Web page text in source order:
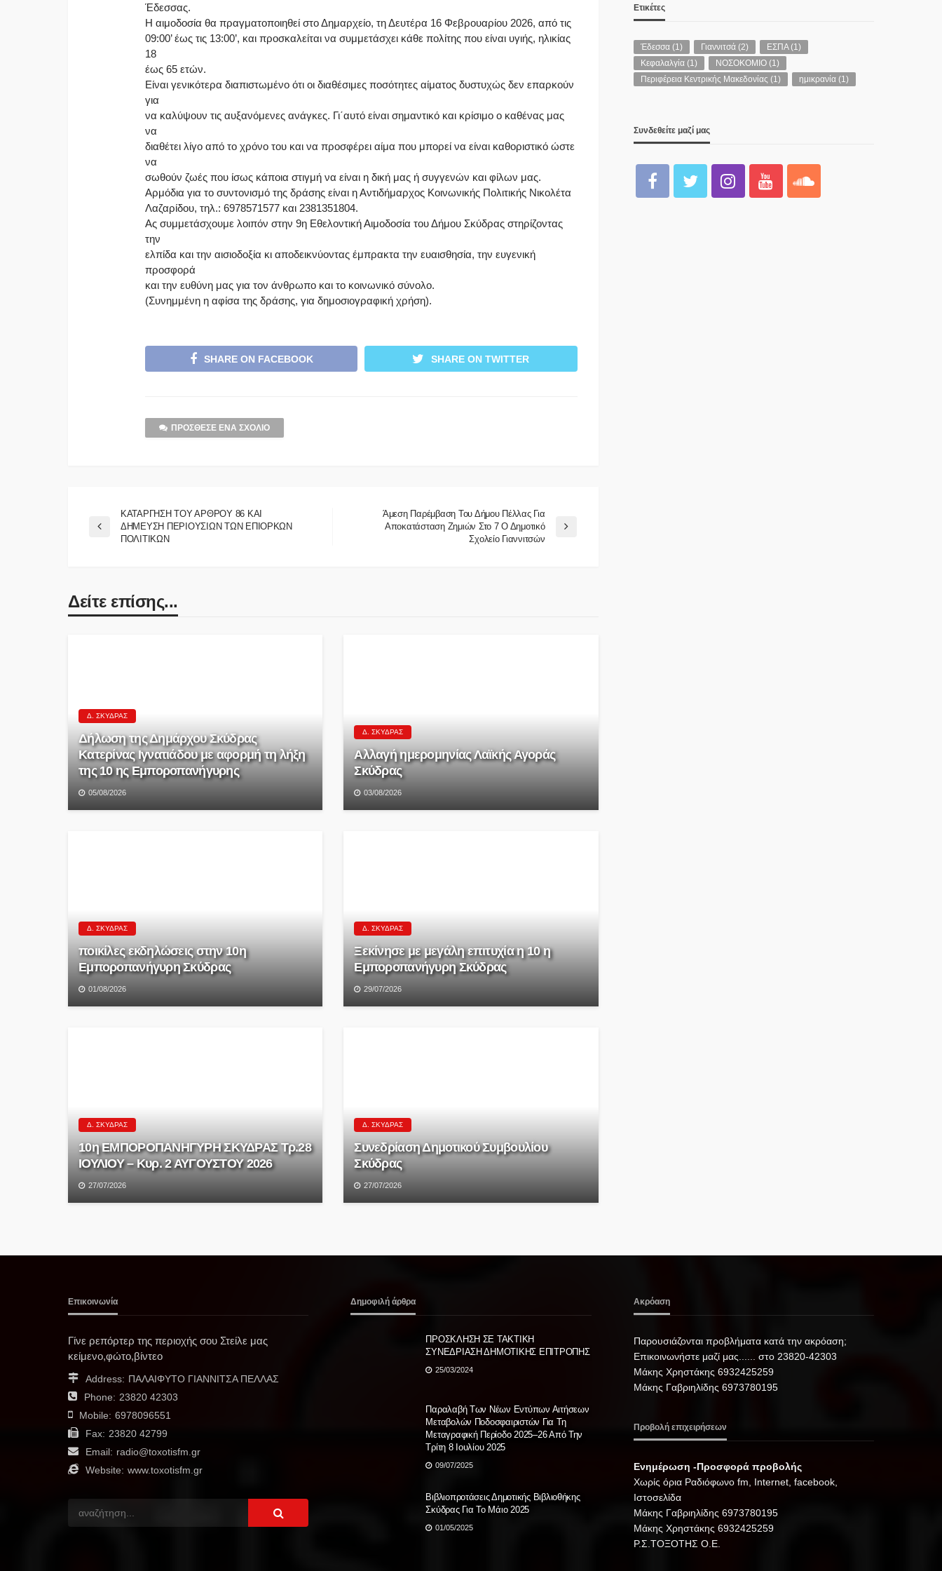
Έδεσσας.
Η αιμοδοσία θα πραγματοποιηθεί στο Δημαρχείο, τη Δευτέρα 16 Φεβρουαρίου 2026, από τις
09:00’ έως τις 13:00’, και προσκαλείται να συμμετάσχει κάθε πολίτης που είναι υγιής, ηλικίας
18
έως 65 ετών.
Είναι γενικότερα διαπιστωμένο ότι οι διαθέσιμες ποσότητες αίματος δυστυχώς δεν επαρκούν
για
να καλύψουν τις αυξανόμενες ανάγκες. Γι΄αυτό είναι σημαντικό και κρίσιμο ο καθένας μας
να
διαθέτει λίγο από το χρόνο του και να προσφέρει αίμα που μπορεί να είναι καθοριστικό ώστε
να
σωθούν ζωές που ίσως κάποια στιγμή να είναι η δική μας ή συγγενών και φίλων μας.
Αρμόδια για το συντονισμό της δράσης είναι η Αντιδήμαρχος Κοινωνικής Πολιτικής Νικολέτα
Λαζαρίδου, τηλ.: 6978571577 και 2381351804.
Ας συμμετάσχουμε λοιπόν στην 9η Εθελοντική Αιμοδοσία του Δήμου Σκύδρας στηρίζοντας
την
ελπίδα και την αισιοδοξία κι αποδεικνύοντας έμπρακτα την ευαισθησία, την ευγενική
προσφορά
και την ευθύνη μας για τον άνθρωπο και το κοινωνικό σύνολο.
(Συνημμένη η αφίσα της δράσης, για δημοσιογραφική χρήση).
SHARE ON FACEBOOK SHARE ON TWITTER
ΠΡΌΣΘΕΣΕ ΈΝΑ ΣΧΌΛΙΟ
ΚΑΤΑΡΓΗΣΗ ΤΟΥ ΑΡΘΡΟΥ 86 ΚΑΙ
ΔΗΜΕΥΣΗ ΠΕΡΙΟΥΣΙΩΝ ΤΩΝ ΕΠΙΟΡΚΩΝ
ΠΟΛΙΤΙΚΩΝ
Άμεση Παρέμβαση Του Δήμου Πέλλας Για
Αποκατάσταση Ζημιών Στο 7 Ο Δημοτικό
Σχολείο Γιαννιτσών
Δείτε επίσης...
Δ. ΣΚΎΔΡΑΣ
Δήλωση της Δημάρχου Σκύδρας
Κατερίνας Ιγνατιάδου με αφορμή τη λήξη
της 10 ης Εμποροπανήγυρης
05/08/2026
Δ. ΣΚΎΔΡΑΣ
Αλλαγή ημερομηνίας Λαϊκής Αγοράς
Σκύδρας
03/08/2026
Δ. ΣΚΎΔΡΑΣ
ποικίλες εκδηλώσεις στην 10η
Εμποροπανήγυρη Σκύδρας
01/08/2026
Δ. ΣΚΎΔΡΑΣ
Ξεκίνησε με μεγάλη επιτυχία η 10 η
Εμποροπανήγυρη Σκύδρας
29/07/2026
Δ. ΣΚΎΔΡΑΣ
10η ΕΜΠΟΡΟΠΑΝΗΓΥΡΗ ΣΚΥΔΡΑΣ Τρ.28
ΙΟΥΛΙΟΥ – Κυρ. 2 ΑΥΓΟΥΣΤΟΥ 2026
27/07/2026
Δ. ΣΚΎΔΡΑΣ
Συνεδρίαση Δημοτικού Συμβουλίου
Σκύδρας
27/07/2026
Ετικέτες
Έδεσσα(1) Γιαννιτσά(2) ΕΣΠΑ(1)
Κεφαλαλγία(1) ΝΟΣΟΚΟΜΙΟ(1)
Περιφέρεια Κεντρικής Μακεδονίας (1) ημικρανία(1)
Συνδεθείτε μαζί μας
Επικοινωνία
Γίνε ρεπόρτερ της περιοχής σου Στείλε μας
κείμενο,φώτο,βίντεο
Address: ΠΑΛΑΙΦΥΤΟ ΓΙΑΝΝΙΤΣΑ ΠΕΛΛΑΣ
Phone: 23820 42303
Mobile: 6978096551
Fax: 23820 42799
Email: radio@toxotisfm.gr
Website: www.toxotisfm.gr
Δημοφιλή άρθρα
ΠΡΟΣΚΛΗΣΗ ΣΕ TAKTIKH
ΣΥΝΕΔΡΙΑΣΗ ΔΗΜΟΤΙΚΗΣ ΕΠΙΤΡΟΠΗΣ
25/03/2024
Παραλαβή Των Νέων Εντύπων Αιτήσεων
Μεταβολών Ποδοσφαιριστών Για Τη
Μεταγραφική Περίοδο 2025–26 Από Την
Τρίτη 8 Ιουλίου 2025
09/07/2025
Βιβλιοπροτάσεις Δημοτικής Βιβλιοθήκης
Σκύδρας Για Το Μάιο 2025
01/05/2025
Ακρόαση
Παρουσιάζονται προβλήματα κατά την ακρόαση;
Επικοινωνήστε μαζί μας...... στο 23820-42303
Μάκης Χρηστάκης 6932425259
Μάκης Γαβριηλίδης 6973780195
Προβολή επιχειρήσεων
Ενημέρωση -Προσφορά προβολής
Xωρίς όρια Ραδιόφωνο fm, Internet, facebook,
Ιστοσελίδα
Μάκης Γαβριηλίδης 6973780195
Μάκης Χρηστάκης 6932425259
Ρ.Σ.ΤΟΞΟΤΗΣ Ο.Ε.